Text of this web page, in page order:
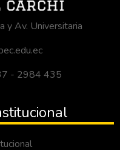
y Av. Universitaria
- 2984 435